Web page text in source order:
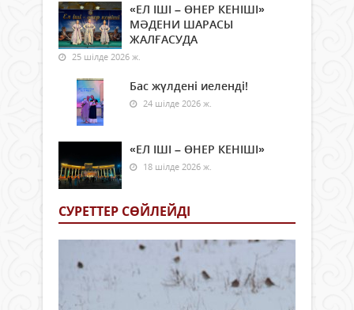
«ЕЛ ІШІ – ӨНЕР КЕНІШІ»
МӘДЕНИ ШАРАСЫ
ЖАЛҒАСУДА
25 шілде 2026 ж.
Бас жүлдені иеленді!
24 шілде 2026 ж.
«ЕЛ ІШІ – ӨНЕР КЕНІШІ»
18 шілде 2026 ж.
СУРЕТТЕР СӨЙЛЕЙДI